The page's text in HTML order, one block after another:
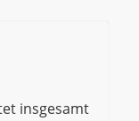
insgesamt